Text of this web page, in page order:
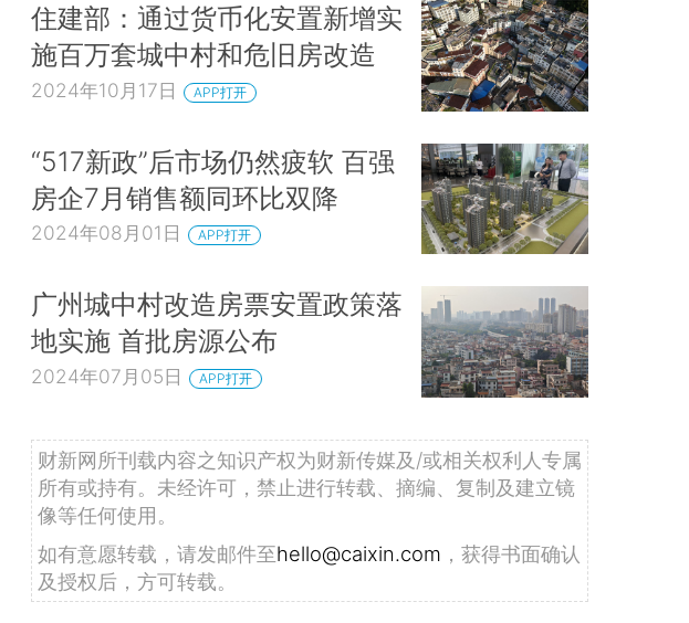
住建部：通过货币化安置新增实
施百万套城中村和危旧房改造
2024年10月17日 APP打开
“517新政”后市场仍然疲软 百强
房企7月销售额同环比双降
2024年08月01日 APP打开
广州城中村改造房票安置政策落
地实施 首批房源公布
2024年07月05日 APP打开
财新网所刊载内容之知识产权为财新传媒及/或相关权利人专属
所有或持有。未经许可，禁止进行转载、摘编、复制及建立镜
像等任何使用。
如有意愿转载，请发邮件至hello@caixin.com ，获得书面确认
及授权后，方可转载。